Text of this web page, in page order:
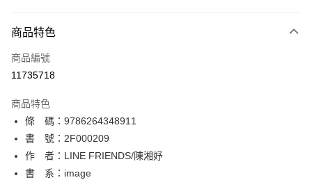
信用卡一次付款
超商取貨付款
相關說明
【關於「AFTEE先享後付」】
AFTEE先享後付是「在收到商品之後才付款」的支付方式。 讓您購物簡單
便利好安心！
１．簡單：不需註冊會員、不需綁卡、不需儲值。
２．便利：只要手機號碼，簡訊認證，即可結帳。
ATM付款
運送方式
商品特色
商品編號
11735718
商品特色
條 碼：9786264348911
書 號：2F000209
作 者：LINE FRIENDS/陳湘妤
書 系：image